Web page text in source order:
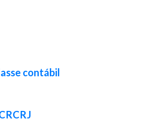
contábil